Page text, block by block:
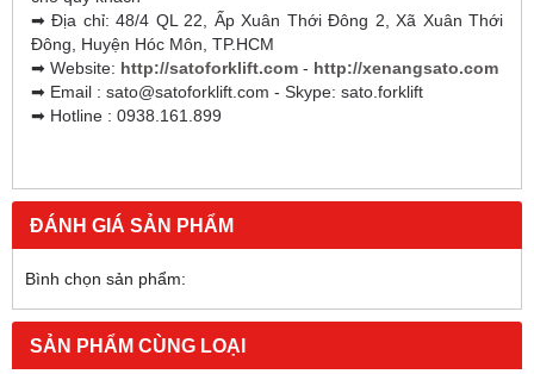
➡ Địa chỉ: 48/4 QL 22, Ấp Xuân Thới Đông 2, Xã Xuân Thới
Đông, Huyện Hóc Môn, TP.HCM
➡ Website: http://satoforklift.com - http://xenangsato.com
➡ Email : sato@satoforklift.com - Skype: sato.forklift
➡ Hotline : 0938.161.899
ĐÁNH GIÁ SẢN PHẨM
Bình chọn sản phẩm:
SẢN PHẨM CÙNG LOẠI